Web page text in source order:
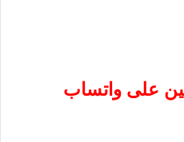
على واتساب